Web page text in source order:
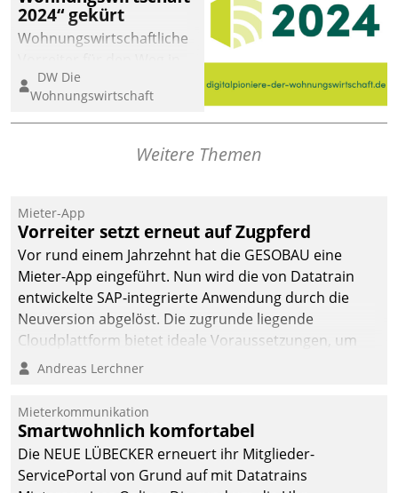
2024“ gekürt
Wohnungswirtschaftliche
eine digitale Zukunft zu
finden, ist das Ziel des
Awards „Digitalpioniere
Wohnungswirtschaft“.
dafür ein Team
bestehend aus
Wohnungsunternehmen
und PropTech.
DW Die
Wohnungswirtschaft
Weitere Themen
Mieter-App
Vorreiter setzt erneut auf Zugpferd
Vor rund einem Jahrzehnt hat die GESOBAU eine
Mieter-App eingeführt. Nun wird die von Datatrain
entwickelte SAP-integrierte Anwendung durch die
Neuversion abgelöst. Die zugrunde liegende
Cloudplattform bietet ideale Voraussetzungen, um
die Funktionalität der App zu erweitern und weitere
integrieren.
Andreas Lerchner
Mieterkommunikation
Smartwohnlich komfortabel
Die NEUE LÜBECKER erneuert ihr Mitglieder-
ServicePortal von Grund auf mit Datatrains